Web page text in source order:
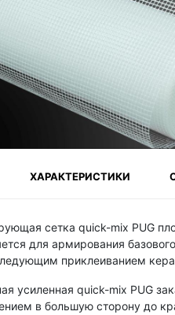
ХАРАКТЕРИСТИКИ
сетка quick-mix PUG
для армирования
приклеиванием
усиленная quick-mix PUG
в большую сторону до